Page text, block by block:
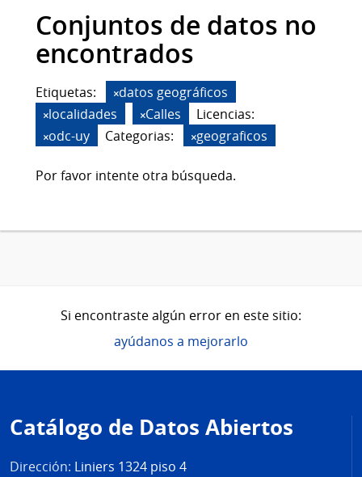
Conjuntos de datos no
encontrados
Etiquetas:
datos geográficos
localidades
Calles
Licencias:
odc-uy
Categorias: geograficos
Por favor intente otra búsqueda.
Si encontraste algún error en este sitio:
ayúdanos a mejorarlo
de
página
Catálogo de Datos Abiertos
Dirección: Liniers 1324 piso 4